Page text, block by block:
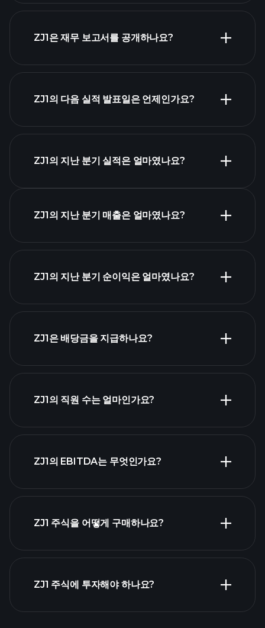
ZJ1은 재무 보고서를 공개하나요?
ZJ1의 다음 실적 발표일은 언제인가요?
ZJ1의 지난 분기 실적은 얼마였나요?
ZJ1 실적
ZJ1의 지난 분기 매출은 얼마였나요?
ZJ1의 지난 분기 순이익은 얼마였나요?
ZJ1은 배당금을 지급하나요?
록
ZJ1의 직원 수는 얼마인가요?
록
ZJ1의 EBITDA는 무엇인가요?
ZJ1 주식을 어떻게 구매하나요?
ZJ1 주식에 투자해야 하나요?